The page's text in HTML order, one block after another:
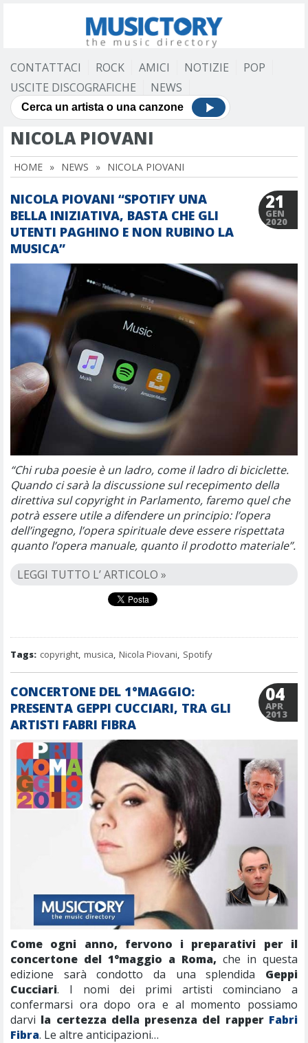
CONTATTACI ROCK AMICI NOTIZIE
POP
USCITE DISCOGRAFICHE
NEWS
NICOLA PIOVANI
HOME » NEWS » NICOLA PIOVANI
NICOLA PIOVANI “SPOTIFY UNA
BELLA INIZIATIVA, BASTA CHE GLI
UTENTI PAGHINO E NON RUBINO LA
MUSICA”
21
GEN
2020
“Chi ruba poesie è un ladro, come il ladro di biciclette.
Quando ci sarà la discussione sul recepimento della
direttiva sul copyright in Parlamento, faremo quel che
potrà essere utile a difendere un principio: l’opera
dell’ingegno, l’opera spirituale deve essere rispettata
quanto l’opera manuale, quanto il prodotto materiale”.
LEGGI TUTTO L’ ARTICOLO »
Tags: copyright, musica, Nicola Piovani, Spotify
CONCERTONE DEL 1°MAGGIO:
PRESENTA GEPPI CUCCIARI, TRA GLI
ARTISTI FABRI FIBRA
04
APR
2013
Come ogni anno, fervono i preparativi per il
concertone del 1°maggio a Roma, che in questa
edizione sarà condotto da una splendida Geppi
Cucciari. I nomi dei primi artisti cominciano a
confermarsi ora dopo ora e al momento possiamo
darvi la certezza della presenza del rapper Fabri
Fibra. Le altre anticipazioni…